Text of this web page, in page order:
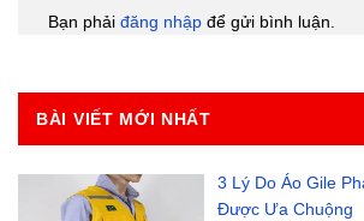
Bạn phải đăng nhập để gửi bình luận.
BÀI VIẾT MỚI NHẤT
3 Lý Do Áo Gile
Được Ưa Chuộng